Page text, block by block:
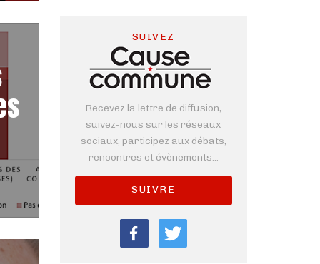
SUIVEZ
Recevez la lettre de diffusion,
suivez-nous sur les réseaux
sociaux, participez aux débats,
rencontres et évènements...
SUIVRE